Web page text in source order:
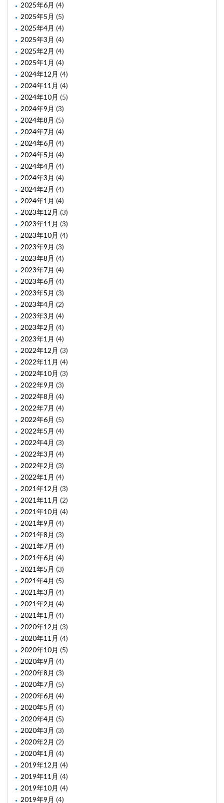
2025年6月 (4)
2025年5月 (5)
2025年4月 (4)
2025年3月 (4)
2025年2月 (4)
2025年1月 (4)
2024年12月 (4)
2024年11月 (4)
2024年10月 (5)
2024年9月 (3)
2024年8月 (5)
2024年7月 (4)
2024年6月 (4)
2024年5月 (4)
2024年4月 (4)
2024年3月 (4)
2024年2月 (4)
2024年1月 (4)
2023年12月 (3)
2023年11月 (3)
2023年10月 (4)
2023年9月 (3)
2023年8月 (4)
2023年7月 (4)
2023年6月 (4)
2023年5月 (3)
2023年4月 (2)
2023年3月 (4)
2023年2月 (4)
2023年1月 (4)
2022年12月 (3)
2022年11月 (4)
2022年10月 (3)
2022年9月 (3)
2022年8月 (4)
2022年7月 (4)
2022年6月 (5)
2022年5月 (4)
2022年4月 (3)
2022年3月 (4)
2022年2月 (3)
2022年1月 (4)
2021年12月 (3)
2021年11月 (2)
2021年10月 (4)
2021年9月 (4)
2021年8月 (3)
2021年7月 (4)
2021年6月 (4)
2021年5月 (3)
2021年4月 (5)
2021年3月 (4)
2021年2月 (4)
2021年1月 (4)
2020年12月 (3)
2020年11月 (4)
2020年10月 (5)
2020年9月 (4)
2020年8月 (3)
2020年7月 (5)
2020年6月 (4)
2020年5月 (4)
2020年4月 (5)
2020年3月 (3)
2020年2月 (2)
2020年1月 (4)
2019年12月 (4)
2019年11月 (4)
2019年10月 (4)
2019年9月 (4)